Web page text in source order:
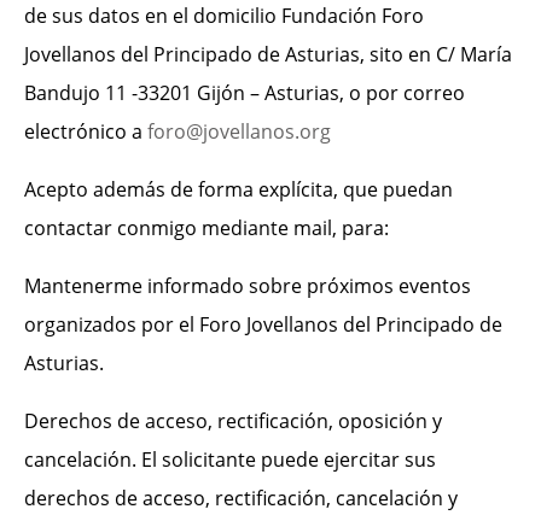
de sus datos en el domicilio Fundación Foro
Jovellanos del Principado de Asturias, sito en C/ María
Bandujo 11 -33201 Gijón – Asturias, o por correo
electrónico a foro@jovellanos.org
Acepto además de forma explícita, que puedan
contactar conmigo mediante mail, para:
Mantenerme informado sobre próximos eventos
organizados por el Foro Jovellanos del Principado de
Asturias.
Derechos de acceso, rectificación, oposición y
cancelación. El solicitante puede ejercitar sus
derechos de acceso, rectificación, cancelación y